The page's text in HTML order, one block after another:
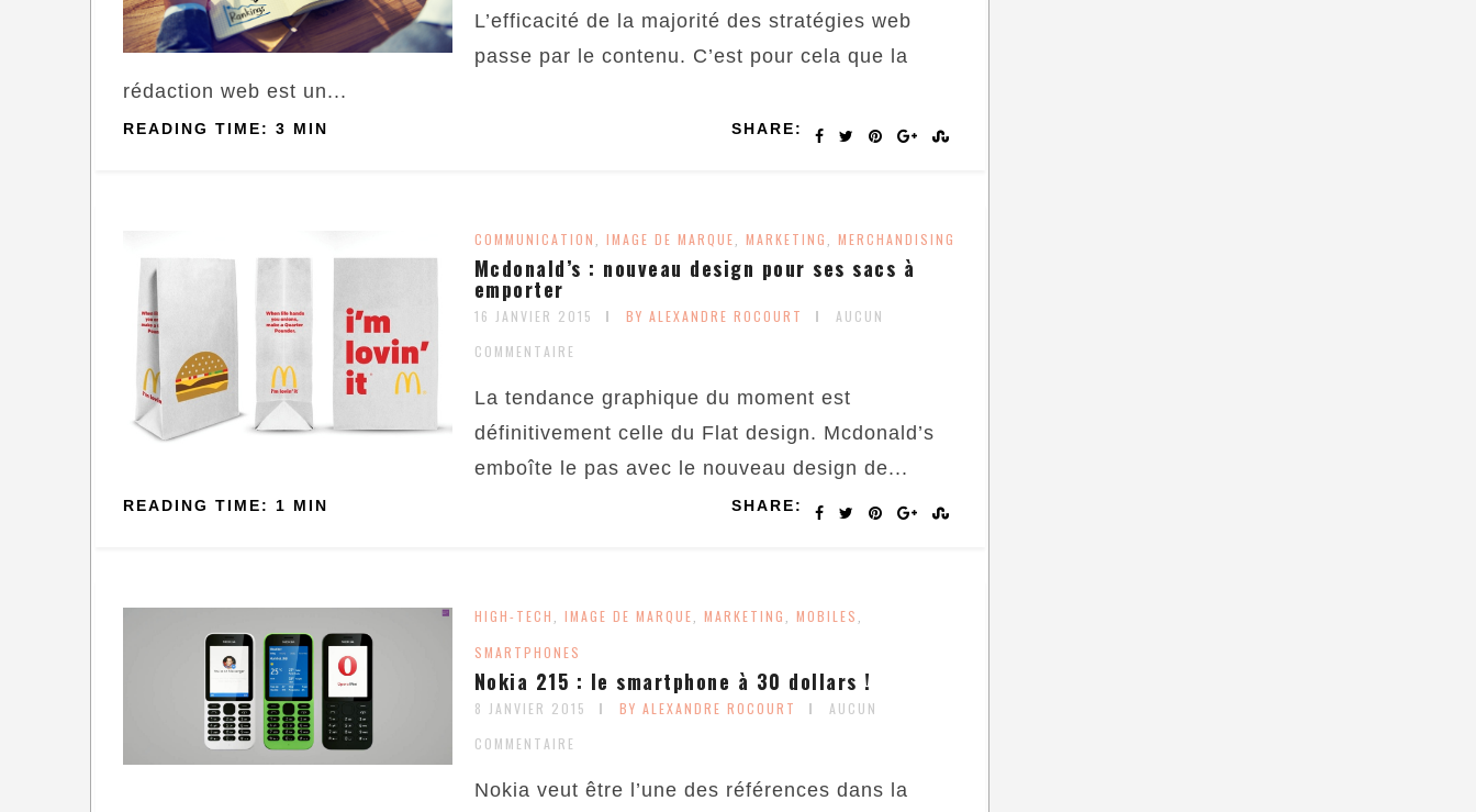
L’efficacité de la majorité des stratégies web
passe par le contenu. C’est pour cela que la
rédaction web est un...
SHARE:
READING TIME: 3 MIN
COMMUNICATION IMAGE DE MARQUE MARKETING MERCHANDISING
Mcdonald’s : nouveau design pour ses sacs à
emporter
16 JANVIER 2015 BY ALEXANDRE ROCOURT
AUCUN
COMMENTAIRE
La tendance graphique du moment est
définitivement celle du Flat design. Mcdonald’s
emboîte le pas avec le nouveau design de...
SHARE:
READING TIME: 1 MIN
HIGH-TECH IMAGE DE MARQUE MARKETING MOBILES
SMARTPHONES
Nokia 215 : le smartphone à 30 dollars !
8 JANVIER 2015 BY ALEXANDRE ROCOURT
AUCUN
COMMENTAIRE
Nokia veut être l’une des références dans la